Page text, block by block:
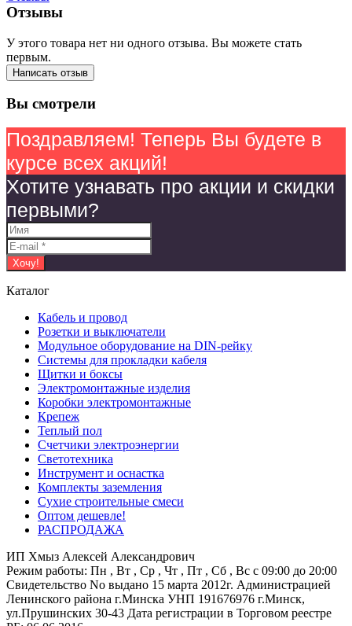
Отзывы
У этого товара нет ни одного отзыва. Вы можете стать
первым.
Написать отзыв
Вы смотрели
Поздравляем! Теперь Вы будете в
курсе всех акций!
Хотите узнавать про акции и скидки
первыми?
Каталог
Кабель и провод
Розетки и выключатели
Модульное оборудование на DIN-рейку
Системы для прокладки кабеля
Щитки и боксы
Электромонтажные изделия
Коробки электромонтажные
Крепеж
Теплый пол
Счетчики электроэнергии
Светотехника
Инструмент и оснастка
Комплекты заземления
Сухие строительные смеси
Оптом дешевле!
РАСПРОДАЖА
ИП Хмыз Алексей Александрович
Режим работы: Пн , Вт , Ср , Чт , Пт , Сб , Вс c 09:00 до 20:00
Свидетельство No выдано 15 марта 2012г. Администрацией
Ленинского района г.Минска УНП 191676976 г.Минск,
ул.Прушинских 30-43 Дата регистрации в Торговом реестре